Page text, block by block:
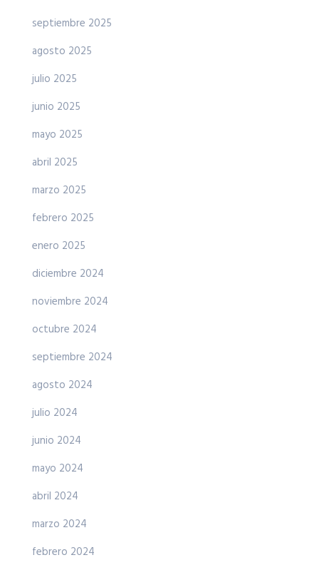
septiembre 2025
agosto 2025
julio 2025
junio 2025
mayo 2025
abril 2025
marzo 2025
febrero 2025
enero 2025
diciembre 2024
noviembre 2024
octubre 2024
septiembre 2024
agosto 2024
julio 2024
junio 2024
mayo 2024
abril 2024
marzo 2024
febrero 2024